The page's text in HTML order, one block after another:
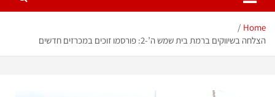
Home
הצלחה בשיווקים ברמת בית שמש ה’-2: פורסמו זוכים במכרזים חדשים